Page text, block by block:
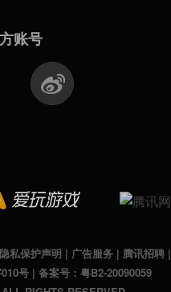
账号
私保护声明 | 广告服务| 腾讯招聘|
号| 备案号：粤B2-20090059